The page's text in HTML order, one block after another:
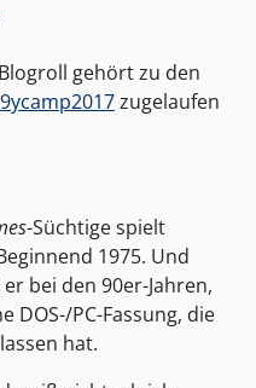
gehört zu den
zugelaufen
-Süchtige spielt
1975. Und
bei den 90er-Jahren,
DOS-/PC-Fassung, die
hat.